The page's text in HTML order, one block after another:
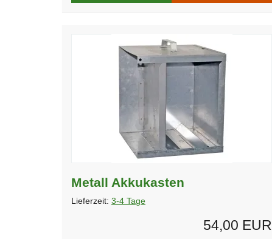
Metall Akkukasten
Lieferzeit: 3-4 Tage
54,00 EUR